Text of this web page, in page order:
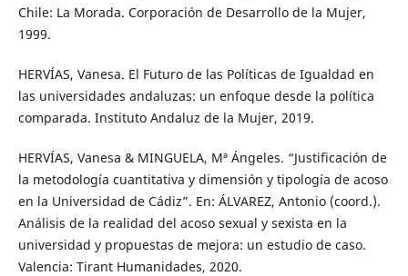
Chile: La Morada. Corporación de Desarrollo de la Mujer,
1999.
HERVÍAS, Vanesa. El Futuro de las Políticas de Igualdad en
las universidades andaluzas: un enfoque desde la política
comparada. Instituto Andaluz de la Mujer, 2019.
HERVÍAS, Vanesa & MINGUELA, Mª Ángeles. “Justificación de
la metodología cuantitativa y dimensión y tipología de acoso
en la Universidad de Cádiz”. En: ÁLVAREZ, Antonio (coord.).
Análisis de la realidad del acoso sexual y sexista en la
universidad y propuestas de mejora: un estudio de caso.
Valencia: Tirant Humanidades, 2020.